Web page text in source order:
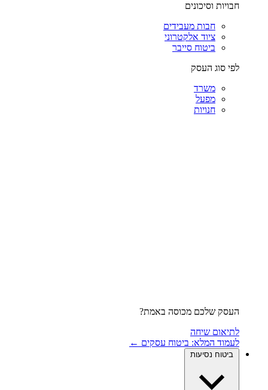
חבויות וסיכונים
חבות מעבידים
ציוד אלקטרוני
ביטוח סייבר
לפי סוג העסק
משרד
מפעל
חנויות
העסק שלכם מכוסה באמת?
לתיאום שיחה
לעמוד המלא: ביטוח עסקים ←
ביטוח נסיעות